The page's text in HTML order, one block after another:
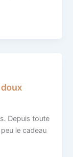
Depuis toute
le cadeau